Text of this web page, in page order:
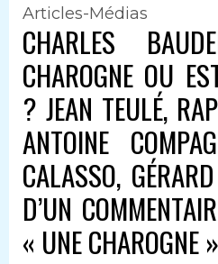
Articles-Médias
CHARLES
CHAROGNE OU
? JEAN TEULÉ,
ANTOINE
CALASSO,
D’UN
« UNE CHAROGNE